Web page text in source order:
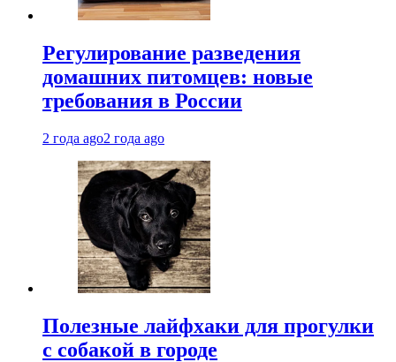
Регулирование разведения
домашних питомцев: новые
требования в России
2 года ago2 года ago
Полезные лайфхаки для прогулки
с собакой в городе